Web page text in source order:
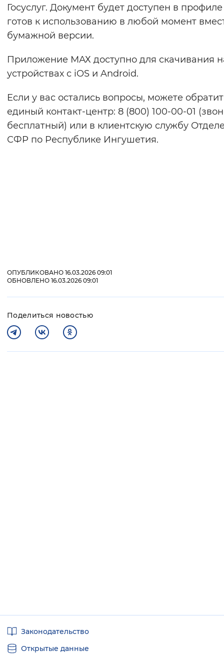
Госуслуг. Документ будет доступен в
готов к использованию в любой момент
бумажной версии.
Приложение МАХ доступно для скачивания
устройствах с iOS и Android.
Если у вас остались вопросы, можете
единый контакт-центр: 8 (800) 100-00-01
бесплатный) или в клиентскую службу
СФР по Республике Ингушетия.
ОПУБЛИКОВАНО 16.03.2026 09:01
ОБНОВЛЕНО 16.03.2026 09:01
Поделиться новостью
ссылкиЗаконодательство
Открытые данные